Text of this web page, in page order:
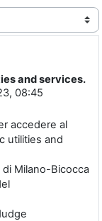
and services.
08:45
accedere al
utilities and
di Milano-Bicocca